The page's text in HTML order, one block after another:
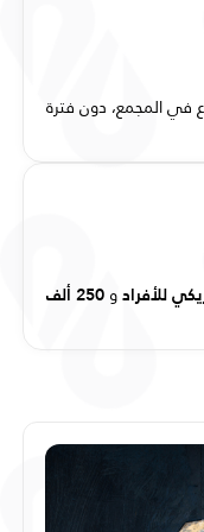
في المجمع، دون فترة
و
250 ألف